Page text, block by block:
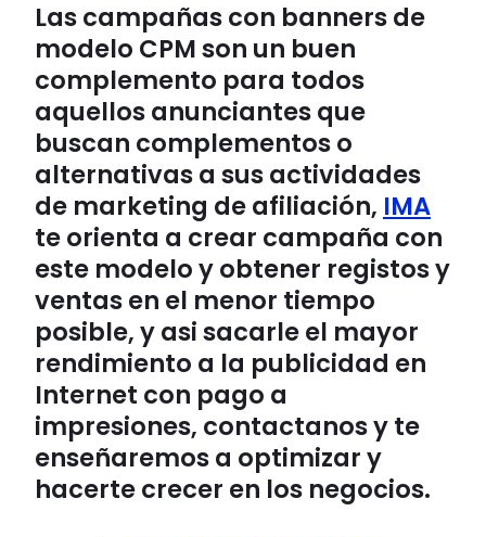
Las campañas con banners de
modelo CPM son un buen
complemento para todos
aquellos anunciantes que
buscan complementos o
alternativas a sus actividades
de marketing de afiliación, IMA
te orienta a crear campaña con
este modelo y obtener registos y
ventas en el menor tiempo
posible, y asi sacarle el mayor
rendimiento a la publicidad en
Internet con pago a
impresiones, contactanos y te
enseñaremos a optimizar y
hacerte crecer en los negocios.